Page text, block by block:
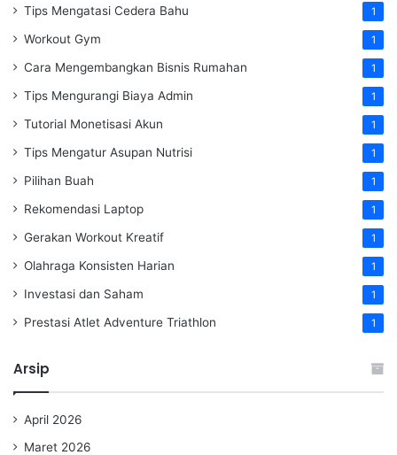
Tips Mengatasi Cedera Bahu 1
Workout Gym 1
Cara Mengembangkan Bisnis Rumahan 1
Tips Mengurangi Biaya Admin 1
Tutorial Monetisasi Akun 1
Tips Mengatur Asupan Nutrisi 1
Pilihan Buah 1
Rekomendasi Laptop 1
Gerakan Workout Kreatif 1
Olahraga Konsisten Harian 1
Investasi dan Saham 1
Prestasi Atlet Adventure Triathlon 1
Arsip
April 2026
Maret 2026